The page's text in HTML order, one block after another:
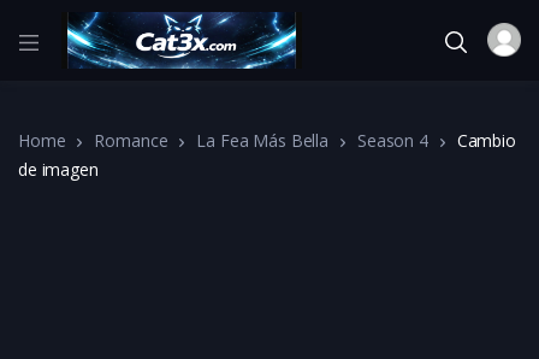
Home Romance La Fea Más Bella Season 4
Cambio
de imagen